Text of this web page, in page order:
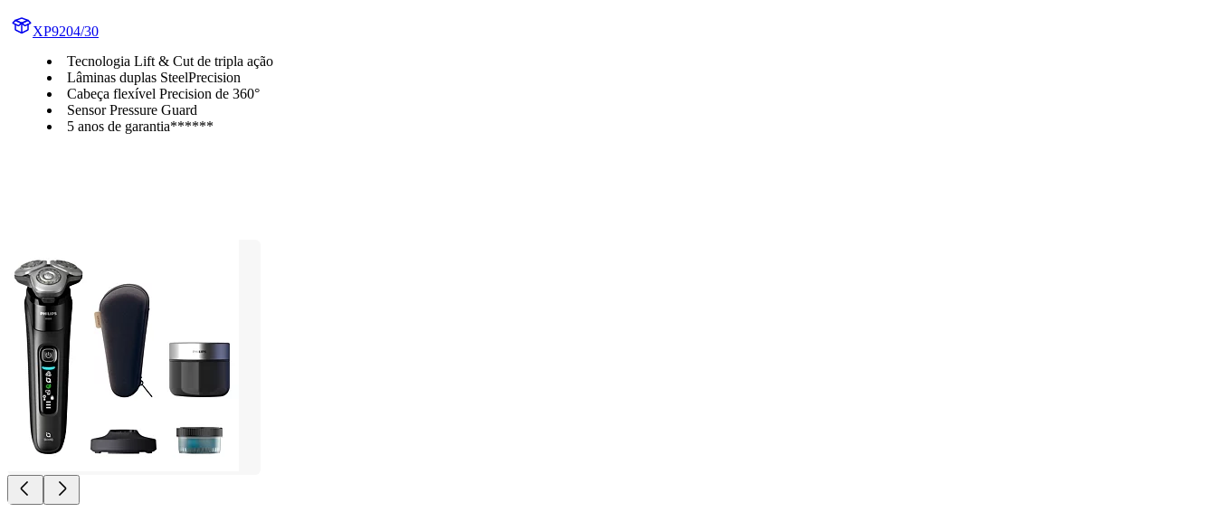
XP9204/30
Tecnologia Lift & Cut de tripla ação
Lâminas duplas SteelPrecision
Cabeça flexível Precision de 360°
Sensor Pressure Guard
5 anos de garantia******